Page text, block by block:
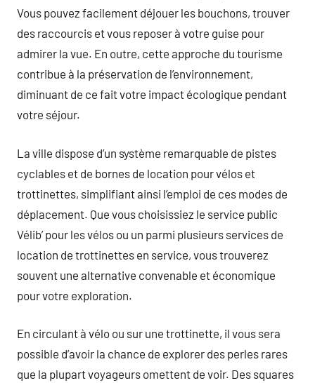
Vous pouvez facilement déjouer les bouchons, trouver
des raccourcis et vous reposer à votre guise pour
admirer la vue. En outre, cette approche du tourisme
contribue à la préservation de l’environnement,
diminuant de ce fait votre impact écologique pendant
votre séjour.
La ville dispose d’un système remarquable de pistes
cyclables et de bornes de location pour vélos et
trottinettes, simplifiant ainsi l’emploi de ces modes de
déplacement. Que vous choisissiez le service public
Vélib’ pour les vélos ou un parmi plusieurs services de
location de trottinettes en service, vous trouverez
souvent une alternative convenable et économique
pour votre exploration.
En circulant à vélo ou sur une trottinette, il vous sera
possible d’avoir la chance de explorer des perles rares
que la plupart voyageurs omettent de voir. Des squares